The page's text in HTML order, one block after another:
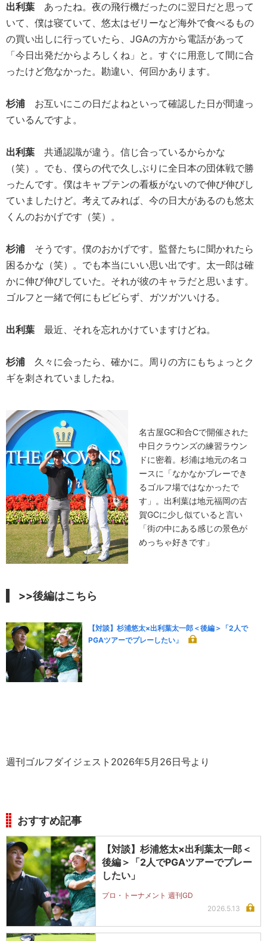
出利葉 あったね。夜の飛行機だったのに翌日だと思って
いて、僕は寝ていて、悠太はゼリーなど海外で食べるもの
の買い出しに行っていたら、JGAの方から電話があって
「今日出発だからよろしくね」と。すぐに用意して間に合
ったけど危なかった。勘違い、何回かあります。
杉浦 お互いにこの日だよねといって確認した日が間違っ
ているんですよ。
出利葉 共通認識が違う。信じ合っているからかな
（笑）。でも、僕らの代で久しぶりに全日本の団体戦で勝
ったんです。僕はキャプテンの看板がないので伸び伸びし
ていましたけど。考えてみれば、今の日大があるのも悠太
くんのおかげです（笑）。
杉浦 そうです。僕のおかげです。監督たちに聞かれたら
困るかな（笑）。でも本当にいい思い出です。太一郎は確
かに伸び伸びしていた。それが彼のキャラだと思います。
ゴルフと一緒で何にもビビらず、ガツガツいける。
出利葉 最近、それを忘れかけていますけどね。
杉浦 久々に会ったら、確かに。周りの方にもちょっとク
ギを刺されていましたね。
名古屋GC和合Cで開催された
中日クラウンズの練習ラウン
ドに密着。杉浦は地元の名コ
ースに「なかなかプレーでき
るゴルフ場ではなかったで
す」。出利葉は地元福岡の古
賀GCに少し似ていると言い
「街の中にある感じの景色が
めっちゃ好きです」
>>後編はこちら
【対談】杉浦悠太×出利葉太一郎＜後編＞「2人で
PGAツアーでプレーしたい」
週刊ゴルフダイジェスト2026年5月26日号より
おすすめ記事
【対談】杉浦悠太×出利葉太一郎＜
後編＞「2人でPGAツアーでプレー
したい」
プロ・トーナメント 週刊GD
2026.5.13